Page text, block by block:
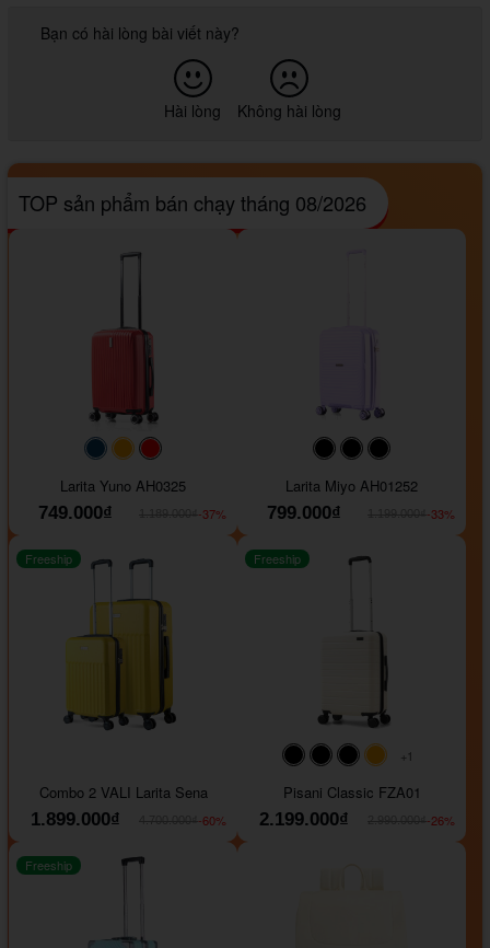
Bạn có hài lòng bài viết này?
Hài lòng Không hài lòng
TOP sản phẩm bán chạy tháng 08/2026
#093f69#ffa500
Larita Yuno AH0325
749.000₫
-37%
#000000#000000
Larita Miyo AH01252
799.000₫
-33%
Freeship
Combo 2 VALI Larita Sena
1.899.000₫
-60%
#000000#000000#000000
+1
Freeship
Pisani Classic FZA01
2.199.000₫
-26%
Freeship